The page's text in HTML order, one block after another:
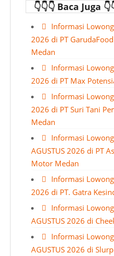
👇👇👇 Baca Juga
Informasi
2026 di PT
Medan
Informasi
2026 di PT Max
Informasi
2026 di PT Suri Tani
Medan
Informasi
AGUSTUS 2026 di PT
Motor Medan
Informasi
2026 di PT. Gatra
Informasi
AGUSTUS 2026 di
Informasi
AGUSTUS 2026 di